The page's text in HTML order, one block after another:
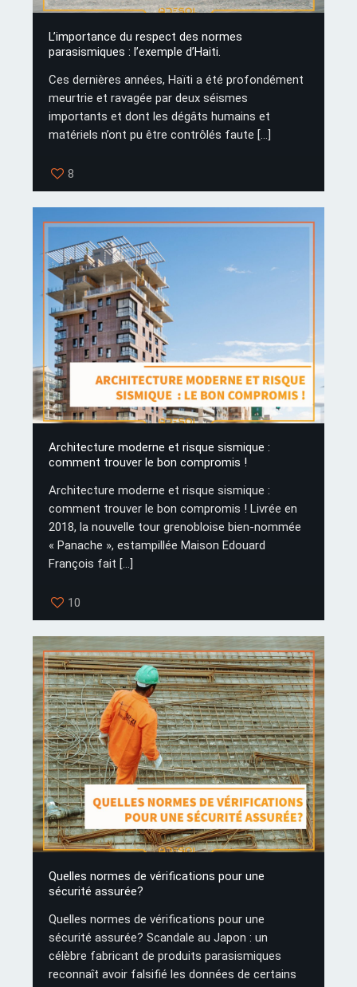
L’importance du respect des normes
parasismiques : l’exemple d’Haiti.
Ces dernières années, Haïti a été profondément
meurtrie et ravagée par deux séismes
importants et dont les dégâts humains et
matériels n’ont pu être contrôlés faute […]
8
Architecture moderne et risque sismique :
comment trouver le bon compromis !
Architecture moderne et risque sismique :
comment trouver le bon compromis ! Livrée en
2018, la nouvelle tour grenobloise bien-nommée
« Panache », estampillée Maison Edouard
François fait […]
10
Quelles normes de vérifications pour une
sécurité assurée?
Quelles normes de vérifications pour une
sécurité assurée? Scandale au Japon : un
célèbre fabricant de produits parasismiques
reconnaît avoir falsifié les données de certains